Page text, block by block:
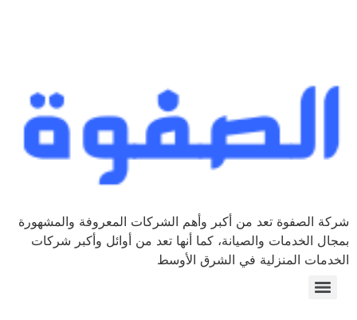
شركة الصفوة تعد من أكبر وأهم الشركات المعروفة والمشهورة
بمجال الخدمات والصيانة، كما أنها تعد من أوائل وأكبر شركات
الخدمات المنزلية في الشرق الأوسط